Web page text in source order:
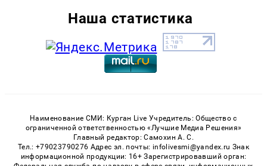
Наша статистика
Наименование СМИ: Курган Live Учредитель: Общество с
ограниченной ответственностью «Лучшие Медиа Решения»
Главный редактор: Самохин А. С.
Тел.: +79023790276 Адрес эл. почты: infolivesmi@yandex.ru Знак
информационной продукции: 16+ Зарегистрировавший орган: